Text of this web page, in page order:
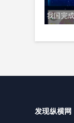
我国完
发现纵横网